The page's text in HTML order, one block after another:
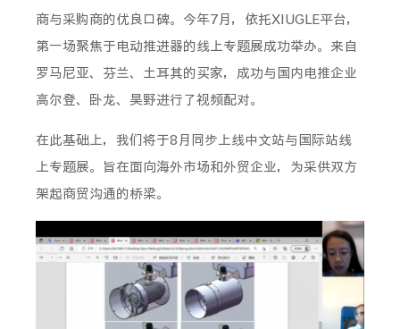
商与采购商的优良口碑。今年7月，依托XIUGLE平台，
第一场聚焦于电动推进器的线上专题展成功举办。来自
罗马尼亚、芬兰、土耳其的买家，成功与国内电推企业
高尔登、卧龙、昊野进行了视频配对。
在此基础上，我们将于8月同步上线中文站与国际站线
上专题展。旨在面向海外市场和外贸企业，为采供双方
架起商贸沟通的桥梁。